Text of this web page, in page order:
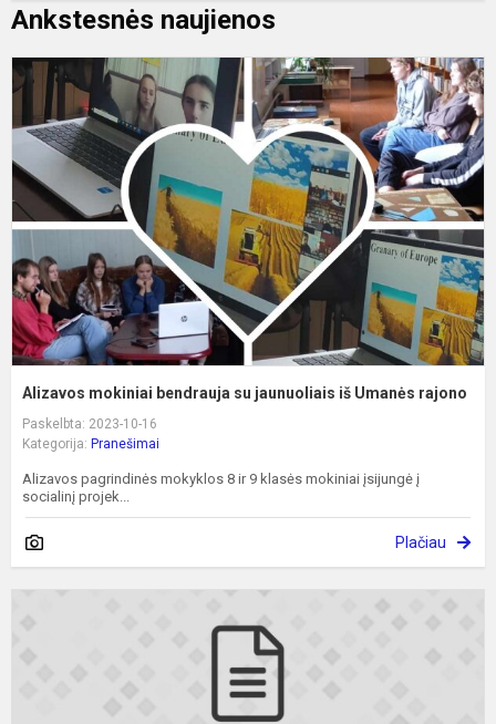
Ankstesnės naujienos
Alizavos mokiniai bendrauja su jaunuoliais iš Umanės rajono
Paskelbta: 2023-10-16
Kategorija: Pranešimai
Alizavos pagrindinės mokyklos 8 ir 9 klasės mokiniai įsijungė į
socialinį projek...
Plačiau